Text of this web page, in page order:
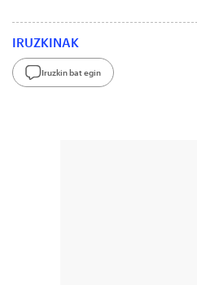
IRUZKINAK
Iruzkin bat egin